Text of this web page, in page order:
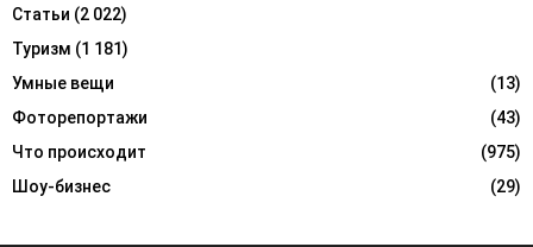
Статьи (2 022)
Туризм (1 181)
Умные вещи
(13)
Фоторепортажи
(43)
Что происходит
(975)
Шоу-бизнес
(29)